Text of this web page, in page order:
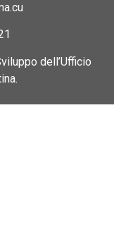
dell’Ufficio